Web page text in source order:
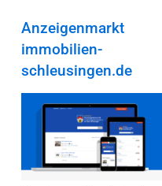
Anzeigenmarkt
immobilien-
schleusingen.de